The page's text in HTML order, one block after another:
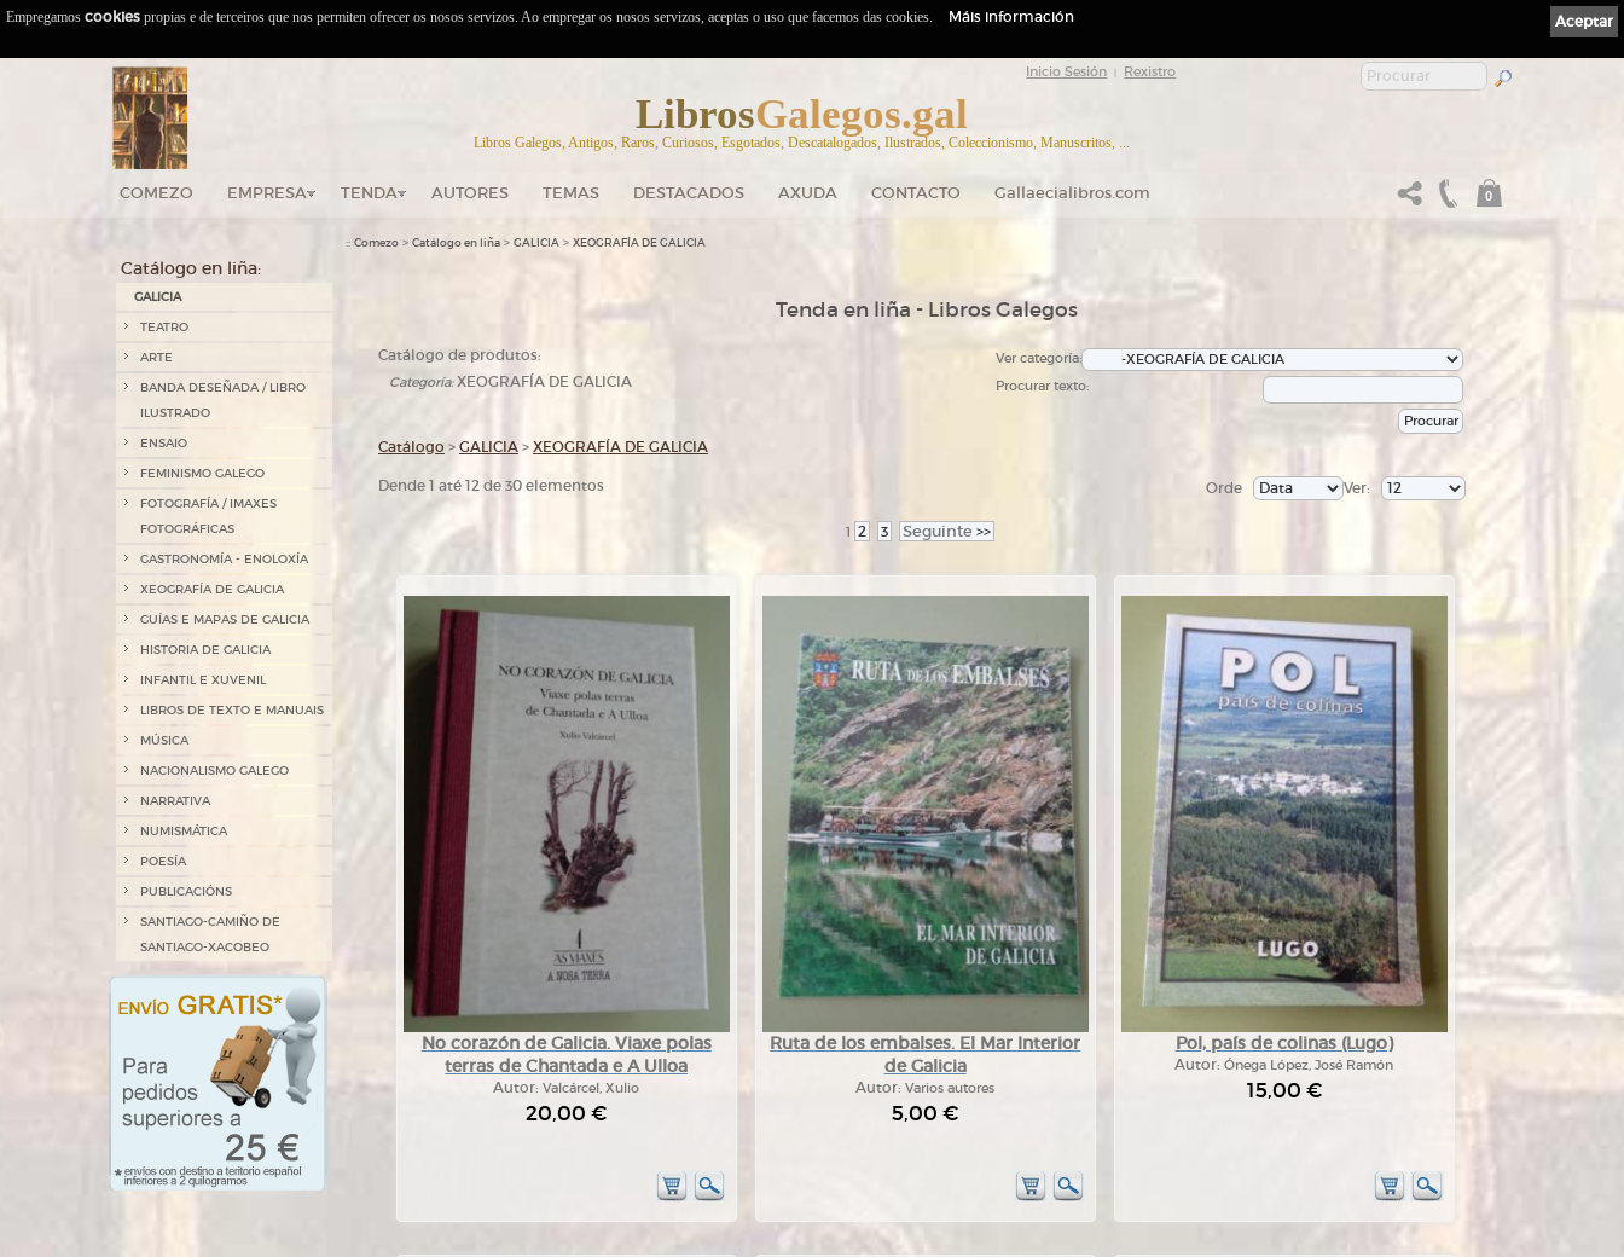
Inicio Sesión Rexistro
LibrosGalegos.gal
Libros Galegos, Antigos, Raros, Curiosos, Esgotados, Descatalogados, Ilustrados, Coleccionismo, Manuscritos, ...
COMEZO EMPRESA TENDA AUTORES TEMAS DESTACADOS AXUDA CONTACTO Gallaecialibros.com 0
Catálogo en liña:
GALICIA
TEATRO
ARTE
BANDA DESEÑADA / LIBRO
ILUSTRADO
ENSAIO
FEMINISMO GALEGO
FOTOGRAFÍA / IMAXES
FOTOGRÁFICAS
GASTRONOMÍA - ENOLOXÍA
XEOGRAFÍA DE GALICIA
GUÍAS E MAPAS DE GALICIA
HISTORIA DE GALICIA
INFANTIL E XUVENIL
LIBROS DE TEXTO E MANUAIS
MÚSICA
NACIONALISMO GALEGO
NARRATIVA
NUMISMÁTICA
POESÍA
PUBLICACIÓNS
SANTIAGO-CAMIÑO DE
SANTIAGO-XACOBEO
:: Comezo > Catálogo en liña > GALICIA > XEOGRAFÍA DE GALICIA
Tenda en liña - Libros Galegos
Catálogo de produtos:
Categoría:XEOGRAFÍA DE GALICIA
Ver categoría:
Procurar texto:
Catálogo > GALICIA > XEOGRAFÍA DE GALICIA
Dende 1 até 12 de 30 elementos Ver:
Orde
1 2 3 Seguinte >>
No corazón de Galicia. Viaxe polas
terras de Chantada e A Ulloa
Autor:Valcárcel, Xulio
20,00 €
Ruta de los embalses. El Mar Interior
de Galicia
Autor:Varios autores
5,00 €
Pol, país de colinas (Lugo)
Autor:Ónega López, José Ramón
15,00 €
Aceptar
Empregamos cookies propias e de terceiros que nos permiten ofrecer os nosos servizos. Ao empregar os nosos servizos, aceptas o uso que facemos das cookies. Máis información